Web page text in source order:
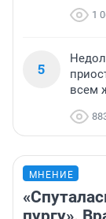
1
5
всем
МНЕНИЕ